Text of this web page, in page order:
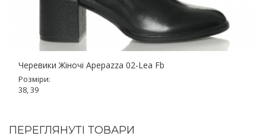
Черевики Жіночі Apepazza 02-Lea Fb
Розміри:
38, 39
ПЕРЕГЛЯНУТІ ТОВАРИ